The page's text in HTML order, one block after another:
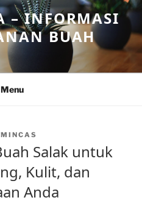
– INFORMASI
BUAH
Menu
Salak untuk
Kulit, dan
Anda